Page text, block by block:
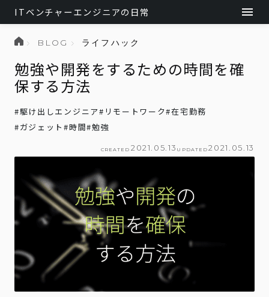
ITベンチャーエンジニアの日常
BLOG ライフハック
勉強や開発をするための時間を確
保する方法
#駆け出しエンジニア# リモートワーク#在宅勤務
#ガジェット#時間#勉強
CREATED 2021.05.13 UPDATED 2021.05.13